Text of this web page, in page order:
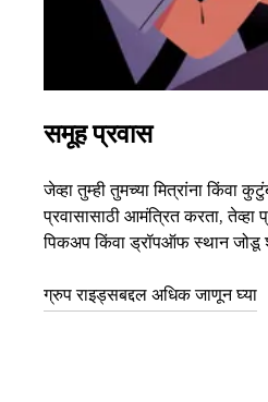
समूह प्रवास
जेव्हा तुम्ही तुमच्या मित्रांना किंवा
प्रवासासाठी आमंत्रित करता, तेव्हा
पिकअप किंवा ड्रॉपऑफ स्थान
ग्रुप राइड्सबद्दल अधिक जाणून घ्या